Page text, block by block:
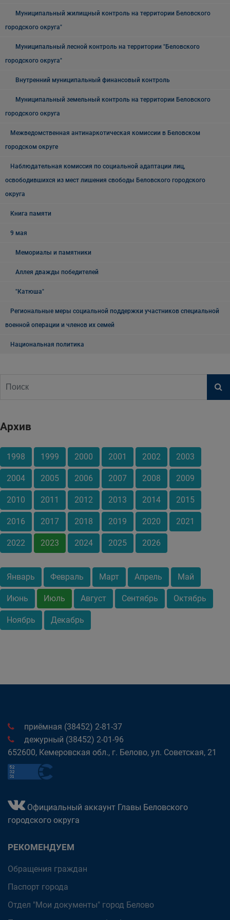
Муниципальный жилищный контроль на территории Беловского
городского округа"
Муниципальный лесной контроль на территории "Беловского
городского округа"
Внутренний муниципальный финансовый контроль
Муниципальный земельный контроль на территории Беловского
городского округа
Межведомственная антинаркотическая комиссии в Беловском
городском округе
Наблюдательная комиссия по социальной адаптации лиц,
освободившихся из мест лишения свободы Беловского городского
округа
Книга памяти
9 мая
Мемориалы и памятники
Аллея дважды победителей
"Катюша"
Региональные меры социальной поддержки участников специальной
военной операции и членов их семей
Национальная политика
Архив
1998 1999 2000 2001 2002 2003
2004 2005 2006 2007 2008 2009
2010 2011 2012 2013 2014 2015
2016 2017 2018 2019 2020 2021
2022 2023 2024 2025 2026
Январь Февраль Март Апрель Май
Июнь Июль Август Сентябрь Октябрь
Ноябрь Декабрь
приёмная (38452) 2-81-37
дежурный (38452) 2-01-96
652600, Кемеровская обл., г. Белово, ул. Советская, 21
Официальный аккаунт Главы Беловского
городского округа
РЕКОМЕНДУЕМ
Обращения граждан
Паспорт города
Отдел "Мои документы" город Белово